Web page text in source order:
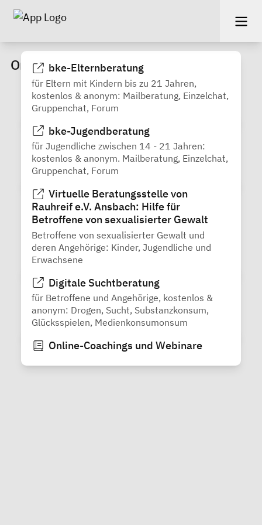
Online-Angebote
bke-Elternberatung
für Eltern mit Kindern bis zu 21 Jahren,
kostenlos & anonym: Mailberatung, Einzelchat,
Gruppenchat, Forum
bke-Jugendberatung
für Jugendliche zwischen 14 - 21 Jahren:
kostenlos & anonym. Mailberatung, Einzelchat,
Gruppenchat, Forum
Virtuelle Beratungsstelle von
Rauhreif e.V. Ansbach: Hilfe für
Betroffene von sexualisierter Gewalt
Betroffene von sexualisierter Gewalt und
deren Angehörige: Kinder, Jugendliche und
Erwachsene
Digitale Suchtberatung
für Betroffene und Angehörige, kostenlos &
anonym: Drogen, Sucht, Substanzkonsum,
Glücksspielen, Medienkonsumonsum
Online-Coachings und Webinare